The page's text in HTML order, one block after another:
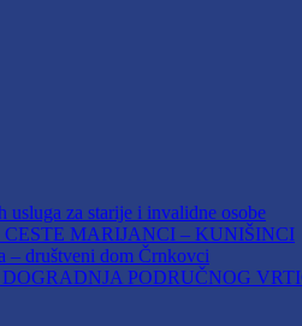
usluga za starije i invalidne osobe
MARIJANCI – KUNIŠINCI
– društveni dom Črnkovci
PODRUČNOG